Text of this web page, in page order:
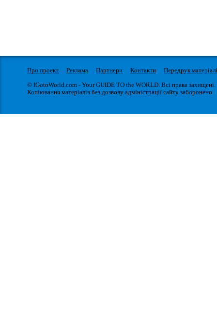
Про проект Реклама Партнери Контакти
Передрук
© IGotoWorld.com - Your GUIDE TO the WORLD. Всі права захищені.
Копіювання матеріалів без дозволу адміністрації сайту заборонено.